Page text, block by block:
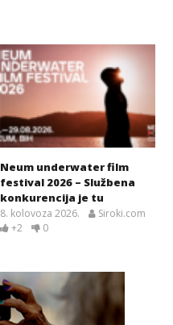
Neum underwater film
festival 2026 – Službena
konkurencija je tu
8. kolovoza 2026.
Siroki.com
+2
0